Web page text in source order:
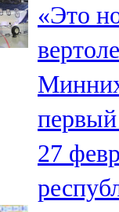
106,1
Кама
71,51
107,9
«Это
27